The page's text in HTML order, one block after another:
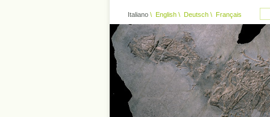
Italiano \ English \ Deutsch \ Français